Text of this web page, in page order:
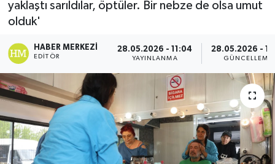
yaklaştı sarıldılar, öptüler. Bir nebze de olsa umut
olduk'
HABER MERKEZI
EDITÖR
28.05.2026 - 11:04
YAYINLANMA
28.05.2026 -
GÜNCELLEME